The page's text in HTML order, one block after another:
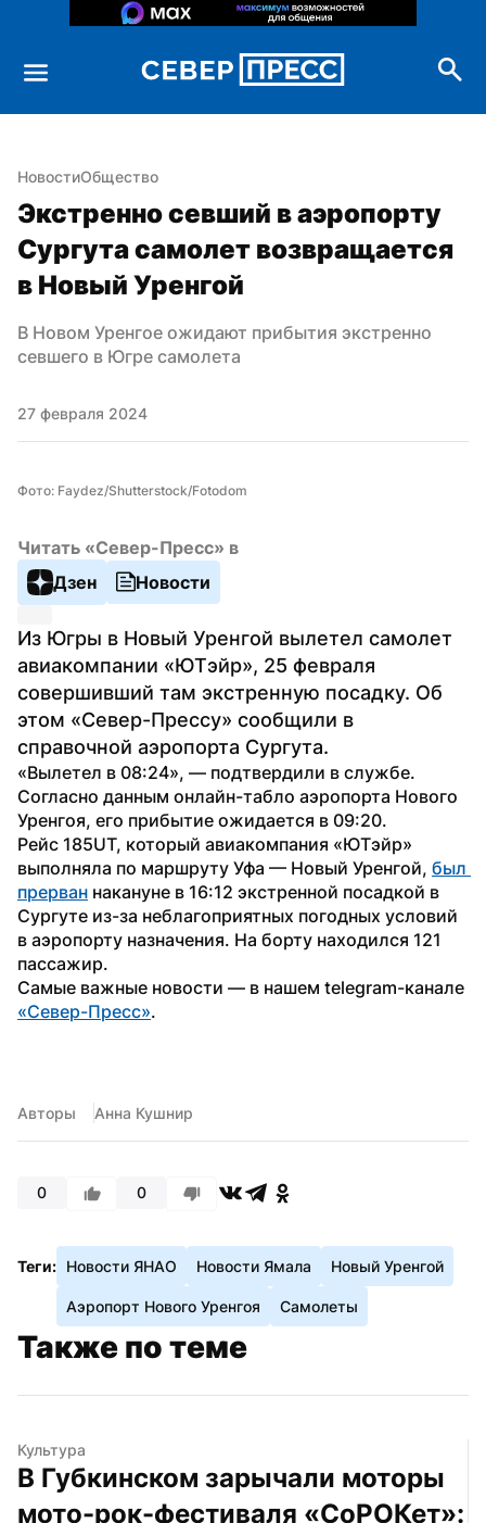
НовостиОбщество
Экстренно севший в аэропорту
Сургута самолет возвращается
в Новый Уренгой
В Новом Уренгое ожидают прибытия экстренно
севшего в Югре самолета
27 февраля 2024
Фото: Faydez/Shutterstock/Fotodom
Читать «Север-Пресс» в
Дзен
Новости
Из Югры в Новый Уренгой вылетел самолет
авиакомпании «ЮТэйр», 25 февраля
совершивший там экстренную посадку. Об
этом «Север-Прессу» сообщили в
справочной аэропорта Сургута.
«Вылетел в 08:24», — подтвердили в службе.
Согласно данным онлайн-табло аэропорта Нового
Уренгоя, его прибытие ожидается в 09:20.
Рейс 185UT, который авиакомпания «ЮТэйр»
выполняла по маршруту Уфа — Новый Уренгой, был
прерван накануне в 16:12 экстренной посадкой в
Сургуте из-за неблагоприятных погодных условий
в аэропорту назначения. На борту находился 121
пассажир.
«Север-Пресс».
Авторы Анна Кушнир
0 0
Теги: Новости ЯНАО Новости Ямала Новый Уренгой
Аэропорт Нового Уренгоя Самолеты
Также по теме
Культура
В Губкинском зарычали моторы
мото-рок-фестиваля «СоРОКет»: